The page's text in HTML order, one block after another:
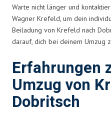
Warte nicht länger und
Wagner Krefeld, um dein
Beiladung von Krefeld nach
darauf, dich bei deinem Umzug
Erfahrungen
Umzug von
Dobritsch